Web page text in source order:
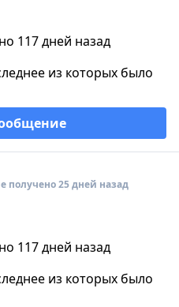
117 дней назад
из которых было
получено 25 дней назад
117 дней назад
из которых было